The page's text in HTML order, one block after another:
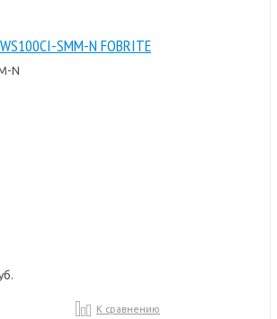
SMM-N FOBRITE
N
К сравнению